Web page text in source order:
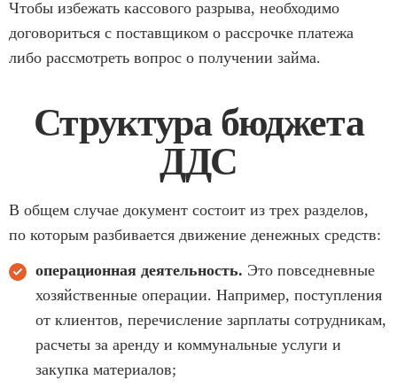
Чтобы избежать кассового разрыва, необходимо
договориться с поставщиком о рассрочке платежа
либо рассмотреть вопрос о получении займа.
Структура бюджета
ДДС
В общем случае документ состоит из трех разделов,
по которым разбивается движение денежных средств:
операционная деятельность. Это повседневные
хозяйственные операции. Например, поступления
от клиентов, перечисление зарплаты сотрудникам,
расчеты за аренду и коммунальные услуги и
закупка материалов;